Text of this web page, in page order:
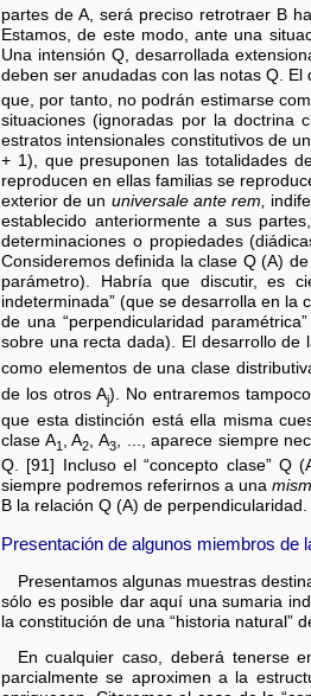
partes de A, será preciso retrotraer B
Estamos, de este modo, ante una
Una intensión Q, desarrollada
deben ser anudadas con las notas Q.
que, por tanto, no podrán estimarse
situaciones (ignoradas por la doctrina
estratos intensionales constitutivos de
+ 1), que presuponen las totalidades
reproducen en ellas familias se
exterior de un universale ante rem,
establecido anteriormente a sus
determinaciones o propiedades
Consideremos definida la clase Q (A)
parámetro). Habría que discutir, es
indeterminada” (que se desarrolla en
de una “perpendicularidad
sobre una recta dada). El desarrollo de
como elementos de una clase
de los otros Aj). No entraremos
que esta distinción está ella misma
clase A1 , A2 , A3, ..., aparece siempre
Q. [91] Incluso el “concepto clase” Q
siempre podremos referirnos a una
B la relación Q (A) de perpendicularidad.
Presentación de algunos miembros de
Presentamos algunas muestras
sólo es posible dar aquí una sumaria
la constitución de una “historia natural”
En cualquier caso, deberá tenerse
parcialmente se aproximen a la